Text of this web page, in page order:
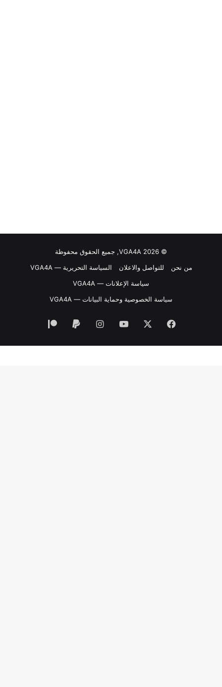
© VGA4A 2026, جميع الحقوق محفوظة
من نحن
للتواصل والاعلان
السياسة التحريرية — VGA4A
سياسة الإعلانات — VGA4A
سياسة الخصوصية وحماية البيانات — VGA4A
فيسبوك ‫YouTubeانستقرام
‏Paypal
‫Patreon